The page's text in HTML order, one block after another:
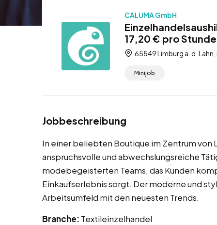
CALUMA GmbH
17,20 € pro
65549 Limburg a. d.
Minijob
Jobbeschreibung
In einer beliebten Boutique im Zentrum von
anspruchsvolle und abwechslungsreiche
modebegeisterten Teams, das Kunden
Einkaufserlebnis sorgt. Der moderne und
Arbeitsumfeld mit den neuesten Trends.
Branche: Textileinzelhandel